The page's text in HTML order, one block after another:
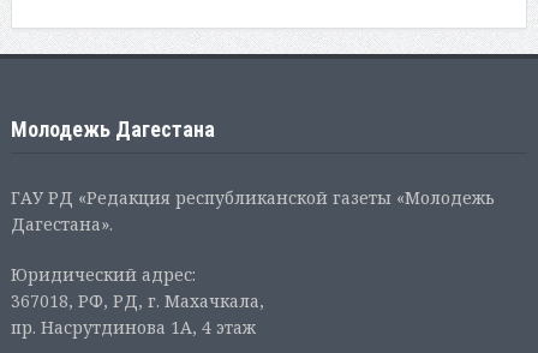
Молодежь Дагестана
ГАУ РД «Редакция республиканской газеты «Молодежь
Дагестана».
Юридический адрес:
367018, РФ, РД, г. Махачкала,
пр. Насрутдинова 1А, 4 этаж